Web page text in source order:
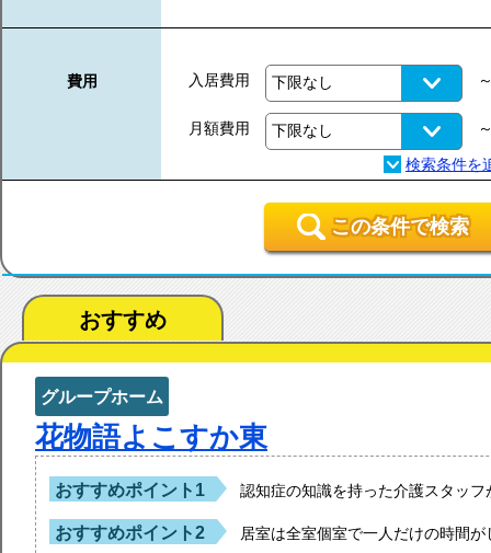
費用 入居費用
月額費用
この条件で検索
おすすめ
グループホーム
花物語よこすか東
おすすめポイント1 認知症の知識を持った介護スタッ
おすすめポイント2 居室は全室個室で一人だけの時間